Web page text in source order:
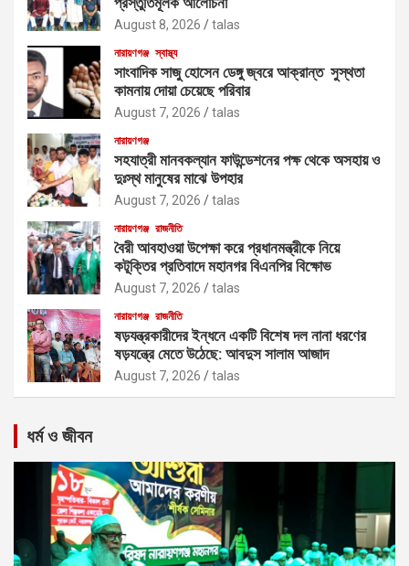
August 8, 2026 talas
নারায়ণগঞ্জ স্বাস্থ্য
সাংবাদিক সাজু হোসেন ডেঙ্গু জ্বরে আক্রান্ত সুস্থতা
কামনায় দোয়া চেয়েছে পরিবার
August 7, 2026 talas
নারায়ণগঞ্জ
সহযাত্রী মানবকল্যান ফাউন্ডেশনের পক্ষ থেকে অসহায় ও
দুঃস্থ মানুষের মাঝে উপহার
August 7, 2026 talas
নারায়ণগঞ্জ রাজনীতি
বৈরী আবহাওয়া উপেক্ষা করে প্রধানমন্ত্রীকে নিয়ে
কটূক্তির প্রতিবাদে মহানগর বিএনপির বিক্ষোভ
August 7, 2026 talas
নারায়ণগঞ্জ রাজনীতি
ষড়যন্ত্রকারীদের ইন্ধনে একটি বিশেষ দল নানা ধরণের
ষড়যন্ত্রে মেতে উঠেছে: আবদুস সালাম আজাদ
August 7, 2026 talas
ধর্ম ও জীবন